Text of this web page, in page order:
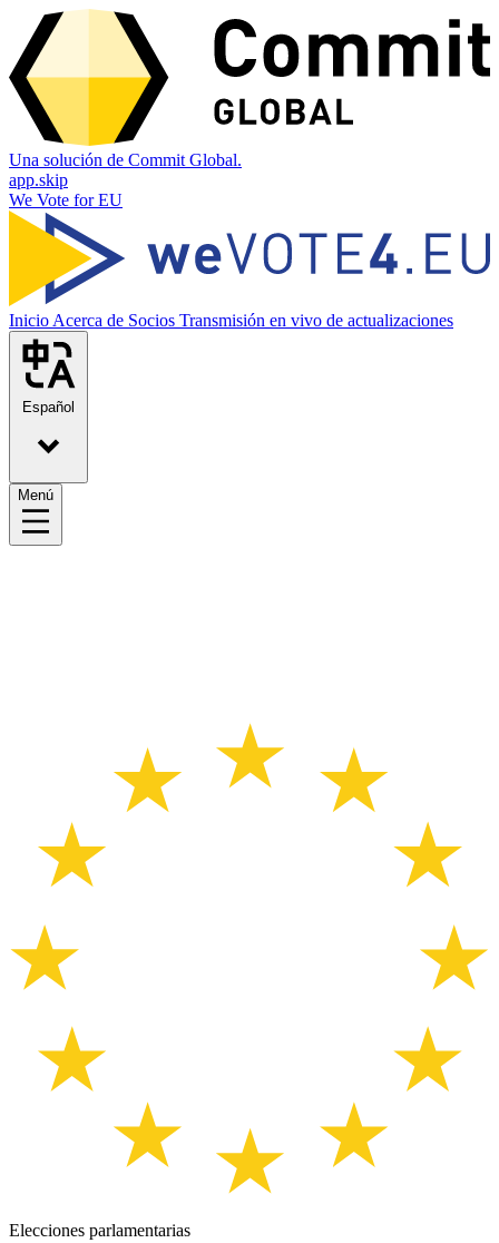
Una solución de Commit Global.
app.skip
We Vote for EU
Inicio Acerca de Socios Transmisión en vivo de actualizaciones
Español
Menú
Elecciones parlamentarias